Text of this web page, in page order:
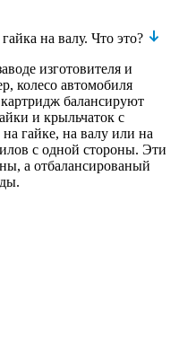
на валу. Что это?
изготовителя и
колесо автомобиля
балансируют
и крыльчаток с
гайке, на валу или на
с одной стороны. Эти
а отбалансированый